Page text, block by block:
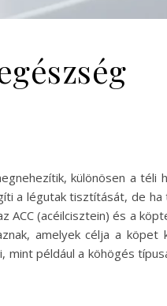
különösen a téli
a légutak tisztítását, de
(acéilcisztein) és a
amelyek célja a köpet
mint például a köhögés